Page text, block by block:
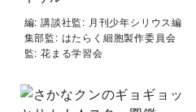
編: 講談社監: 月刊少年シリウス編
集部監: はたらく細胞製作委員会
監: 花まる学習会